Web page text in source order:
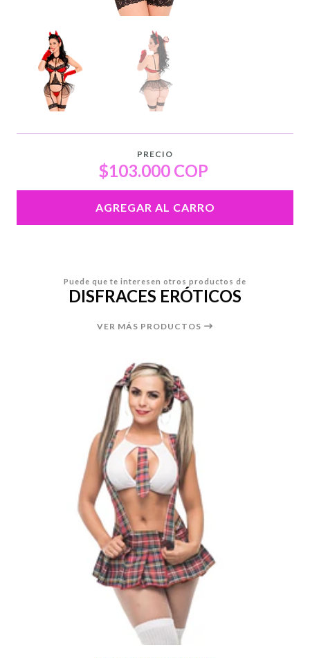
PRECIO
$103.000 COP
AGREGAR AL CARRO
Puede que te interesen otros productos de
DISFRACES ERÓTICOS
VER MÁS PRODUCTOS